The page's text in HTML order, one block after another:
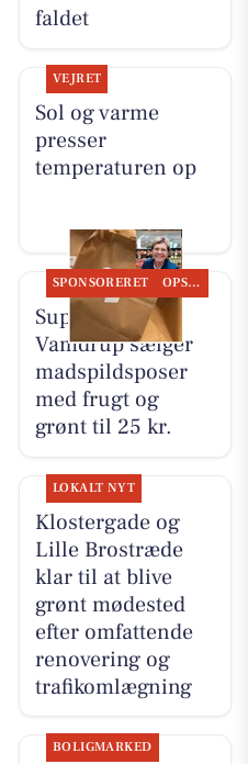
faldet
VEJRET
Sol og varme
presser
temperaturen op
SPONSORERET OPSLAGSTAVLEN
SuperBrugsen
Vamdrup sælger
madspildsposer
med frugt og
grønt til 25 kr.
LOKALT NYT
Klostergade og
Lille Brostræde
klar til at blive
grønt mødested
efter omfattende
renovering og
trafikomlægning
BOLIGMARKED